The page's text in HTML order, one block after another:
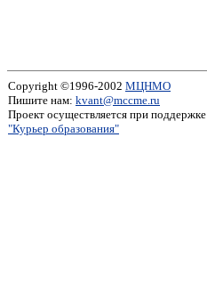
Copyright ©1996-2002 МЦНМО
Пишите нам: kvant@mccme.ru
Проект осуществляется при поддержке
"Курьер образования"